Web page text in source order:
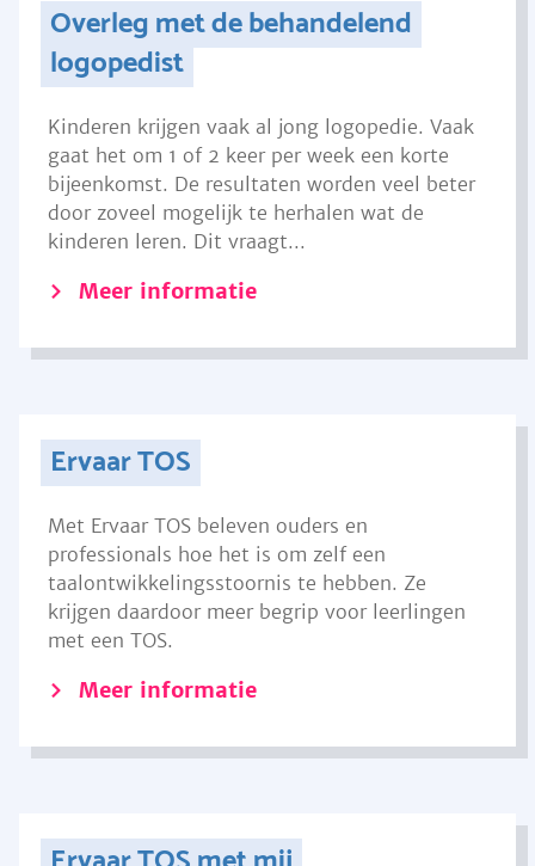
Overleg met de behandelend
logopedist
Kinderen krijgen vaak al jong logopedie. Vaak
gaat het om 1 of 2 keer per week een korte
bijeenkomst. De resultaten worden veel beter
door zoveel mogelijk te herhalen wat de
kinderen leren. Dit vraagt...
Meer informatie
Ervaar TOS
Met Ervaar TOS beleven ouders en
professionals hoe het is om zelf een
taalontwikkelingsstoornis te hebben. Ze
krijgen daardoor meer begrip voor leerlingen
met een TOS.
Meer informatie